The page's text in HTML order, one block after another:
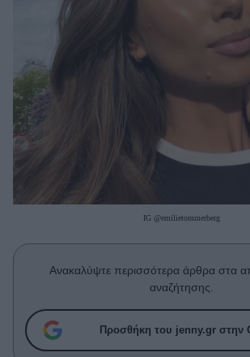
Υγεία + Διατροφή
Woman Power
Parenting
Working Girl
Real Women
Πρόσωπα
Celebrities
Συνεντεύξεις
True Stories
Ask the Guru
Success Stories
IG @emilietommerberg
Ανακαλύψτε περισσότερα άρθρα στα
αναζήτησης.
Προσθήκη του jenny.gr στην